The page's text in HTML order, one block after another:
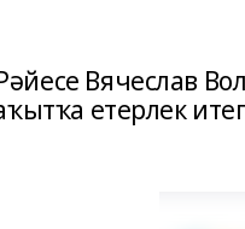
Вячеслав
етерлек